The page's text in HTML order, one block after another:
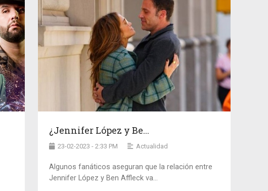
¿Jennifer López y Be...
23-02-2023 - 2:33 PM Actualidad
Algunos fanáticos aseguran que la relación entre
Jennifer López y Ben Affleck va...